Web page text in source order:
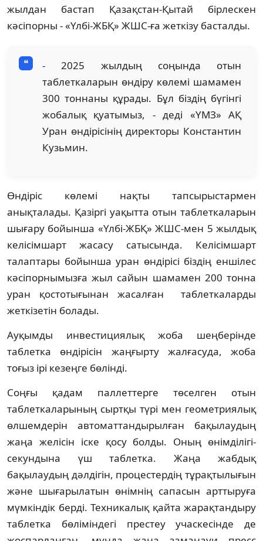
жылдан бастап Қазақстан-Қытай бірлескен
кәсіпорны - «Үлбі-ЖБҚ» ЖШС-ға жеткізу басталды.
- 2025 жылдың соңында отын
таблеткаларын өндіру көлемі шамамен
300 тоннаны құрады. Бұл біздің бүгінгі
жобалық қуатымыз, - деді «ҮМЗ» АҚ
Уран өндірісінің директоры Константин
Кузьмин.
Өндіріс көлемі нақты тапсырыстармен
анықталады. Қазіргі уақытта отын таблеткаларын
шығару бойынша «Үлбі-ЖБҚ» ЖШС-мен 5 жылдық
келісімшарт жасасу сатысында. Келісімшарт
талаптары бойынша уран өндірісі біздің еншілес
кәсіпорнымызға жыл сайын шамамен 200 тонна
уран қостотығынан жасалған таблеткаларды
жеткізетін болады.
Ауқымды инвестициялық жоба шеңберінде
таблетка өндірісін жаңғырту жалғасуда, жоба
тоғыз ірі кезеңге бөлінді.
Соңғы қадам паллеттерге төселген отын
таблеткаларының сыртқы түрі мен геометриялық
өлшемдерін автоматтандырылған бақылаудың
жаңа желісін іске қосу болды. Оның өнімділігі-
секундына үш таблетка. Жаңа жабдық
бақылаудың дәлдігін, процестердің тұрақтылығын
және шығарылатын өнімнің сапасын арттыруға
мүмкіндік берді. Техникалық қайта жарақтандыру
таблетка бөліміндегі престеу учаскесінде де